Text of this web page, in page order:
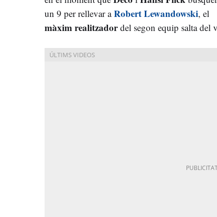
un 9 per rellevar aRobert Lewandowski, el
màxim realitzadordel segon equip salta del